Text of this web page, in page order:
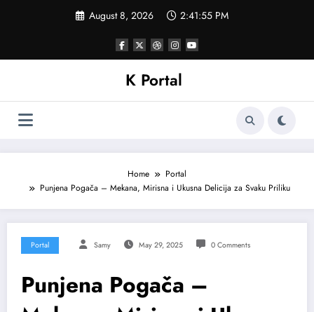
August 8, 2026 2:41:58 PM
K Portal
Home
Portal
Punjena Pogača – Mekana, Mirisna i Ukusna Delicija za Svaku Priliku
Portal Samy May 29, 2025 0 Comments
Punjena Pogača –